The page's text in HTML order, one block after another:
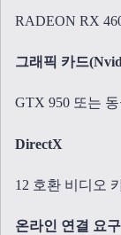
RADEON RX
그래픽 카드
GTX 950 또는
DirectX
12 호환 비디오
온라인 연결 요